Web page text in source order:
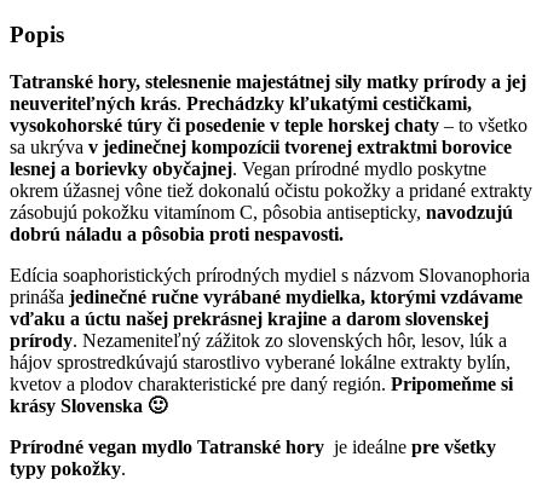
Popis
Tatranské hory, stelesnenie majestátnej sily matky prírody a jej
neuveriteľných krás. Prechádzky kľukatými cestičkami,
vysokohorské túry či posedenie v teple horskej chaty – to všetko
sa ukrýva v jedinečnej kompozícii tvorenej extraktmi borovice
lesnej a borievky obyčajnej. Vegan prírodné mydlo poskytne
okrem úžasnej vône tiež dokonalú očistu pokožky a pridané extrakty
zásobujú pokožku vitamínom C, pôsobia antisepticky, navodzujú
dobrú náladu a pôsobia proti nespavosti.
Edícia soaphoristických prírodných mydiel s názvom Slovanophoria
prináša jedinečné ručne vyrábané mydielka, ktorými vzdávame
vďaku a úctu našej prekrásnej krajine a darom slovenskej
prírody. Nezameniteľný zážitok zo slovenských hôr, lesov, lúk a
hájov sprostredkúvajú starostlivo vyberané lokálne extrakty bylín,
kvetov a plodov charakteristické pre daný región. Pripomeňme si
krásy Slovenska 🙂
Prírodné vegan mydlo Tatranské hory je ideálne pre všetky
typy pokožky.